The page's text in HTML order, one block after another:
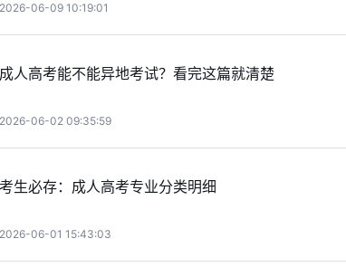
2026-06-09 10:19:01
成人高考能不能异地考试？看完这篇就清楚
2026-06-02 09:35:59
考生必存：成人高考专业分类明细
2026-06-01 15:43:03